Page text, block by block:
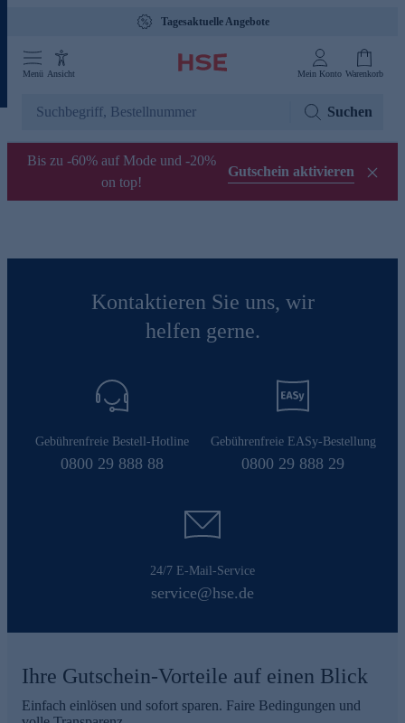
Tagesaktuelle Angebote
Menü Ansicht Mein Konto Warenkorb
Suchen
Bis zu -60% auf Mode und -20%
on top!
Gutschein aktivieren
Kontaktieren Sie uns, wir
helfen gerne.
Gebührenfreie Bestell-Hotline
0800 29 888 88
Gebührenfreie EASy-Bestellung
0800 29 888 29
24/7 E-Mail-Service
service@hse.de
Ihre Gutschein-Vorteile auf einen Blick
Einfach einlösen und sofort sparen. Faire Bedingungen und